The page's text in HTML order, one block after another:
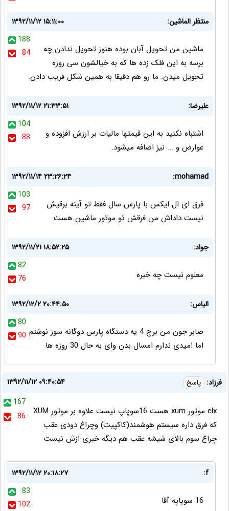
منتظر الماشین:
۱۳۹۲/۱۱/۱۲ ۱۵:۱۱:۰۰
188
84
ماشین من تحویل آبان بوده هنوز تحویل ندادن چه
برسه به این فلک زده ها که به خیالشون سی روزه
تحویل میدن. ما رو هم دقیقا به همین شکل فریب دادن.
علیرضا:
۱۳۹۲/۱۱/۱۲ ۲۱:۳۳:۵۱
104
88
اشتباه نکنید به این قیمتها مالیات بر ارزش افزوده و
عوارض و ... نیز اضافه میشود.
mohamad:
۱۳۹۲/۱۱/۱۴ ۲۳:۲۶:۲۴
103
97
فرق ای ال ایکس با پارس سال فقط تو آینه برقیش
نیست داداش من فرقش تو موتور ماشین هست
جواد:
۱۳۹۲/۱۱/۲۱ ۱۸:۵۲:۲۵
82
76
معلوم نیست چه خبره
الیاس:
۱۳۹۲/۱۲/۲ ۲۰:۴۴:۵۰
80
90 صابر جون من برج 4 یه دستگاه پارس دوگانه سوز نوشتم
اما امیدی ندارم امسال بدن وای به حال 30 روزه ها
فرزاد: پاسخ
۱۳۹۲/۱۱/۱۲ ۰۹:۴۰:۵۴
167
86
elx موتور xum هست 16سوپاپ نیست علاوه بر موتور XUM
که فرق داره سیستم هوشمند(کاکپیت) وچراغ دودی عقب
چراغ سوم بالای شیشه عقب هم دیگه خبری ازش نیست
f:
۱۳۹۲/۱۱/۱۲ ۲۰:۱۸:۲۷
83
102
16 سوپاپه آقا